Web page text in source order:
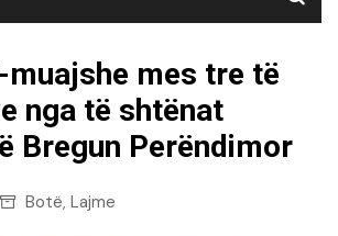
muajshe mes tre të
nga të shtënat
Bregun Perëndimor
Botë, Lajme